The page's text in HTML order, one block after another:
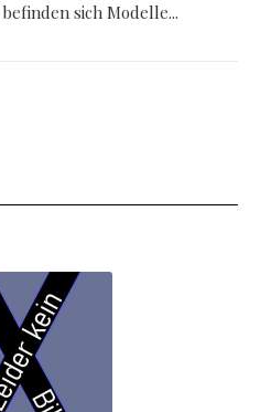
sich Modelle...